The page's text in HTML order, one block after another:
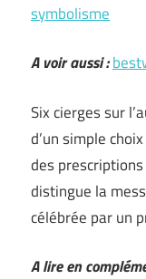
symbolisme
A voir aussi :
Six cierges sur
d’un simple
des
distingue la
célébrée par un
A lire en